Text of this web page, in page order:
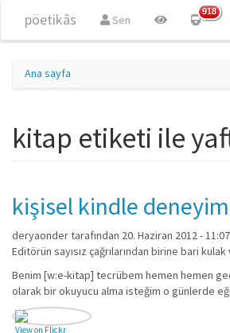
pöetikâs Sen
918
Ana sayfa
kitap etiketi ile
kişisel kindle
deryaondertarafından 20. Haziran 2012 -
Editörün sayısız çağrılarından birine bari
Benim [w:e-kitap] tecrübem hemen hemen
olarak bir okuyucu alma isteğim o günlerde
View on Flickr